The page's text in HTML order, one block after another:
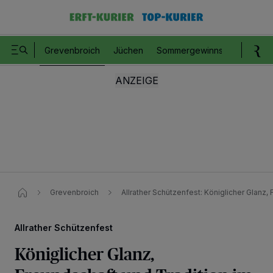
Grevenbroich Jüchen Sommergewinnspiel
Grevenbroich Allrather Schützenfest: Königlicher
Allrather Schützenfest
Königlicher Glanz,